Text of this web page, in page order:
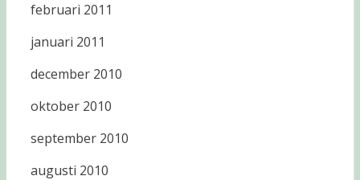
februari 2011
januari 2011
december 2010
oktober 2010
september 2010
augusti 2010